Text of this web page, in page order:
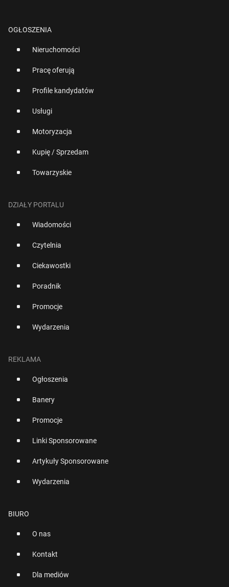
OGŁOSZENIA
Nieruchomości
Pracę oferują
Profile kandydatów
Usługi
Motoryzacja
Kupię / Sprzedam
Towarzyskie
DZIAŁY PORTALU
Wiadomości
Czytelnia
Ciekawostki
Poradnik
Promocje
Wydarzenia
REKLAMA
Ogłoszenia
Banery
Promocje
Linki Sponsorowane
Artykuły Sponsorowane
Wydarzenia
BIURO
O nas
Kontakt
Dla mediów